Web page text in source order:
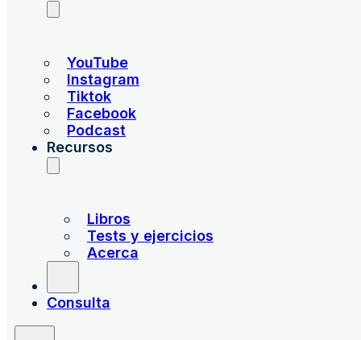
YouTube
Instagram
Tiktok
Facebook
Podcast
Recursos
Libros
Tests y ejercicios
Acerca
Consulta